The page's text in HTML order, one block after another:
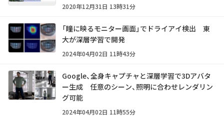
2020年12月31日 13時31分
「瞳に映るモニター画面」でドライアイ検出 東
大が深層学習で開発
2024年04月02日 11時43分
Google、全身キャプチャと深層学習で3Dアバタ
ー生成 任意のシーン、照明に合わせレンダリン
グ可能
2024年04月02日 11時55分